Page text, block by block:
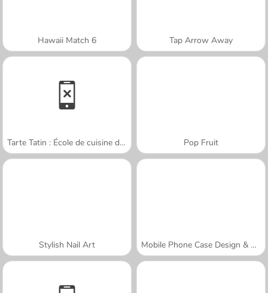
Hawaii Match 6 Tap Arrow Away
Tarte Tatin : École de cuisine de Sara Pop Fruit
Stylish Nail Art Mobile Phone Case Design & DIY